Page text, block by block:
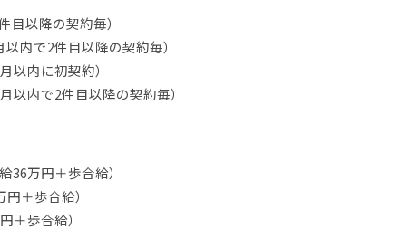
目以降の契約毎）
内で2件目以降の契約毎）
以内に初契約）
以内で2件目以降の契約毎）
36万円＋歩合給）
＋歩合給）
＋歩合給）